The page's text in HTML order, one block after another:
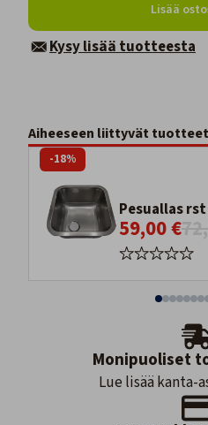
Lisää
Kysy lisää tuotteesta
Aiheeseen liittyvät tuotteet
Pesuallas
59,00 €
-18%
Monipuoliset
Lue lisää kanta-